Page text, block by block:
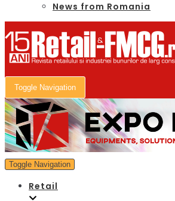
News from Romania
Toggle Navigation
Toggle Navigation
Retail